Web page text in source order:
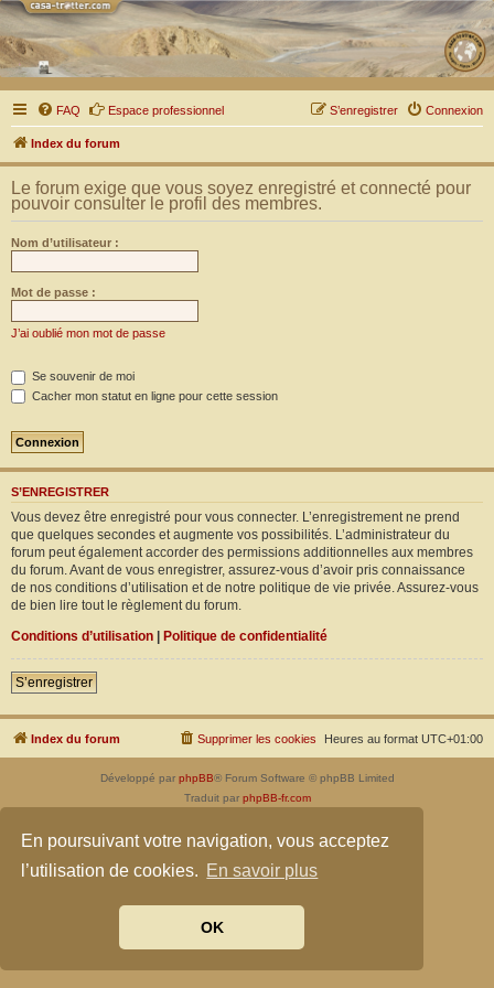
En poursuivant votre navigation, vous acceptez
l’utilisation de cookies. En savoir plus
OK
FAQ Espace professionnel Connexion
S’enregistrer
Index du forum
Le forum exige que vous soyez enregistré et connecté pour
pouvoir consulter le profil des membres.
Nom d’utilisateur :
Mot de passe :
J’ai oublié mon mot de passe
Se souvenir de moi
Cacher mon statut en ligne pour cette session
S’ENREGISTRER
Vous devez être enregistré pour vous connecter. L’enregistrement ne prend
que quelques secondes et augmente vos possibilités. L’administrateur du
forum peut également accorder des permissions additionnelles aux membres
du forum. Avant de vous enregistrer, assurez-vous d’avoir pris connaissance
de nos conditions d’utilisation et de notre politique de vie privée. Assurez-vous
de bien lire tout le règlement du forum.
Conditions d’utilisation | Politique de confidentialité
S’enregistrer
Index du forum Heures au format UTC+01:00
Supprimer les cookies
Développé par phpBB® Forum Software © phpBB Limited
Traduit par phpBB-fr.com